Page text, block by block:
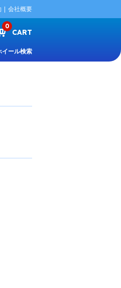
会社概要
0
CART
イール検索